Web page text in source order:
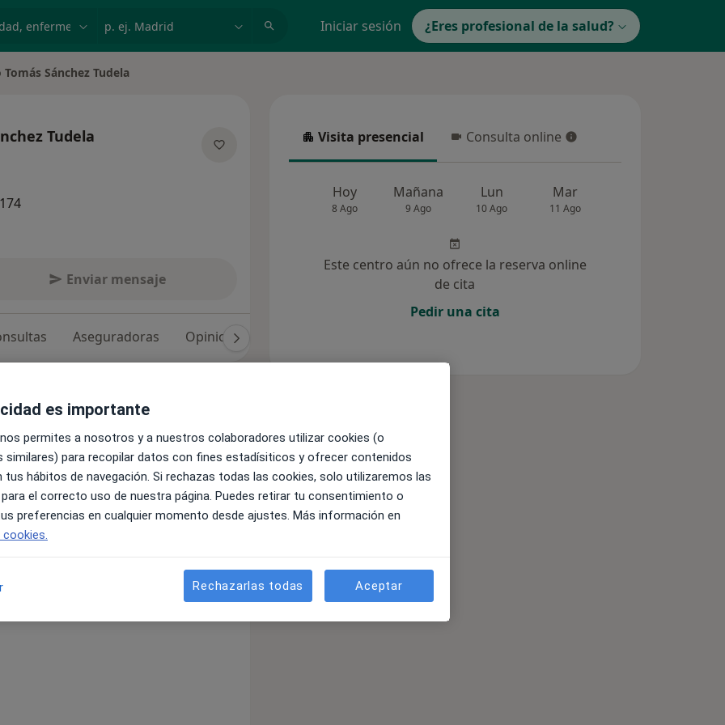
Iniciar sesión ¿Eres profesional de la salud?
Sánchez Tudela
Tudela
Enviar mensaje
Aseguradoras Opiniones (8)
formado y actualmente médico
Canaria Doctor Negrín donde
que compagino con mi actividad
continuada principalmente en
Visita presencial
Visita presencial Consulta online
Consulta online
Hoy
8 Ago
Mañana
9 Ago
Lun
10 Ago
Mar
11 Ago
Este centro aún no ofrece la reserva online
de cita
Pedir una cita
es importante
permites a nosotros y a nuestros colaboradores utilizar cookies (o
similares) para recopilar datos con fines estadísiticos y ofrecer contenidos
tus hábitos de navegación. Si rechazas todas las cookies, solo utilizaremos las
el correcto uso de nuestra página. Puedes retirar tu consentimiento o
preferencias en cualquier momento desde ajustes. Más información en
Rechazarlas todas Aceptar